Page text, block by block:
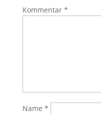
Kommentar *
Name *